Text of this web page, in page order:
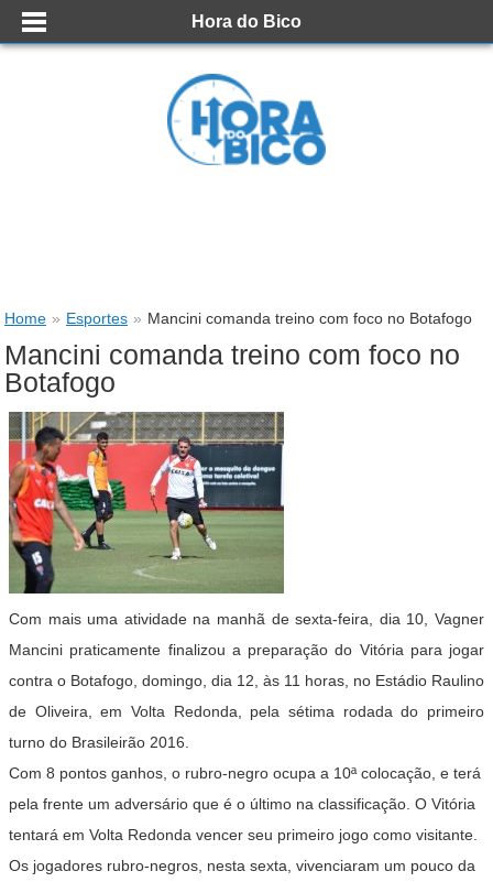
Hora do Bico
Home » Esportes » Mancini comanda treino com foco no Botafogo
Mancini comanda treino com foco no
Botafogo
Com mais uma atividade na manhã de sexta-feira, dia 10, Vagner
Mancini praticamente finalizou a preparação do Vitória para jogar
contra o Botafogo, domingo, dia 12, às 11 horas, no Estádio Raulino
de Oliveira, em Volta Redonda, pela sétima rodada do primeiro
turno do Brasileirão 2016.
Com 8 pontos ganhos, o rubro-negro ocupa a 10ª colocação, e terá
pela frente um adversário que é o último na classificação. O Vitória
tentará em Volta Redonda vencer seu primeiro jogo como visitante.
Os jogadores rubro-negros, nesta sexta, vivenciaram um pouco da